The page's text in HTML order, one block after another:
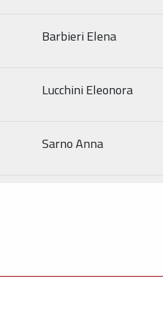
Barbieri Elena
Lucchini Eleonora
Sarno Anna